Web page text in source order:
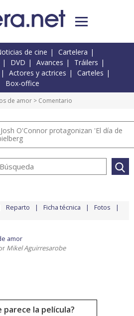
de cine
Cartelera
DVD Avances
Tráilers
Actores y actrices
Carteles
Box-office
de amor > Comentario
O'Connor protagonizan 'El día de
Reparto Ficha técnica Fotos
amor
Mikel Aguirresarobe
parece la película?